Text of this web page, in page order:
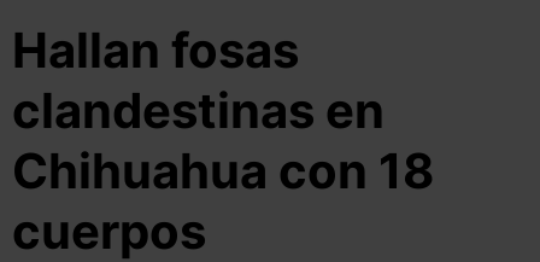
Hallan fosas
clandestinas en
Chihuahua con 18
cuerpos